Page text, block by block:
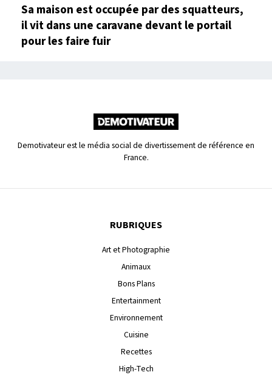
Sa maison est occupée par des squatteurs,
il vit dans une caravane devant le portail
pour les faire fuir
Demotivateur est le média social de divertissement de référence en
France.
RUBRIQUES
Art et Photographie
Animaux
Bons Plans
Entertainment
Environnement
Cuisine
Recettes
High-Tech